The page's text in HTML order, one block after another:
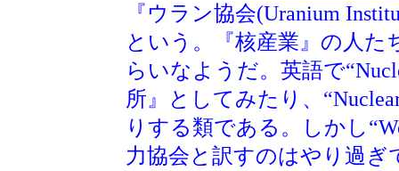
『ウラン協会(Uranium
という。『核産業』の人
らいなようだ。英語で
所』としてみたり、
りする類である。しかし
力協会と訳すのはやり過